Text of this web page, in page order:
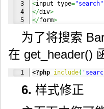
3
4
<input type="search"
</div>
</form>
为了将搜索
在 get_header()
<?php include(
6. 样式修正